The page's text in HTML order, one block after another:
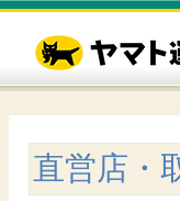
直営店・